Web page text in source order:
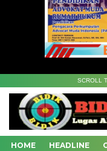
SCROLL
HOME HEADLINE